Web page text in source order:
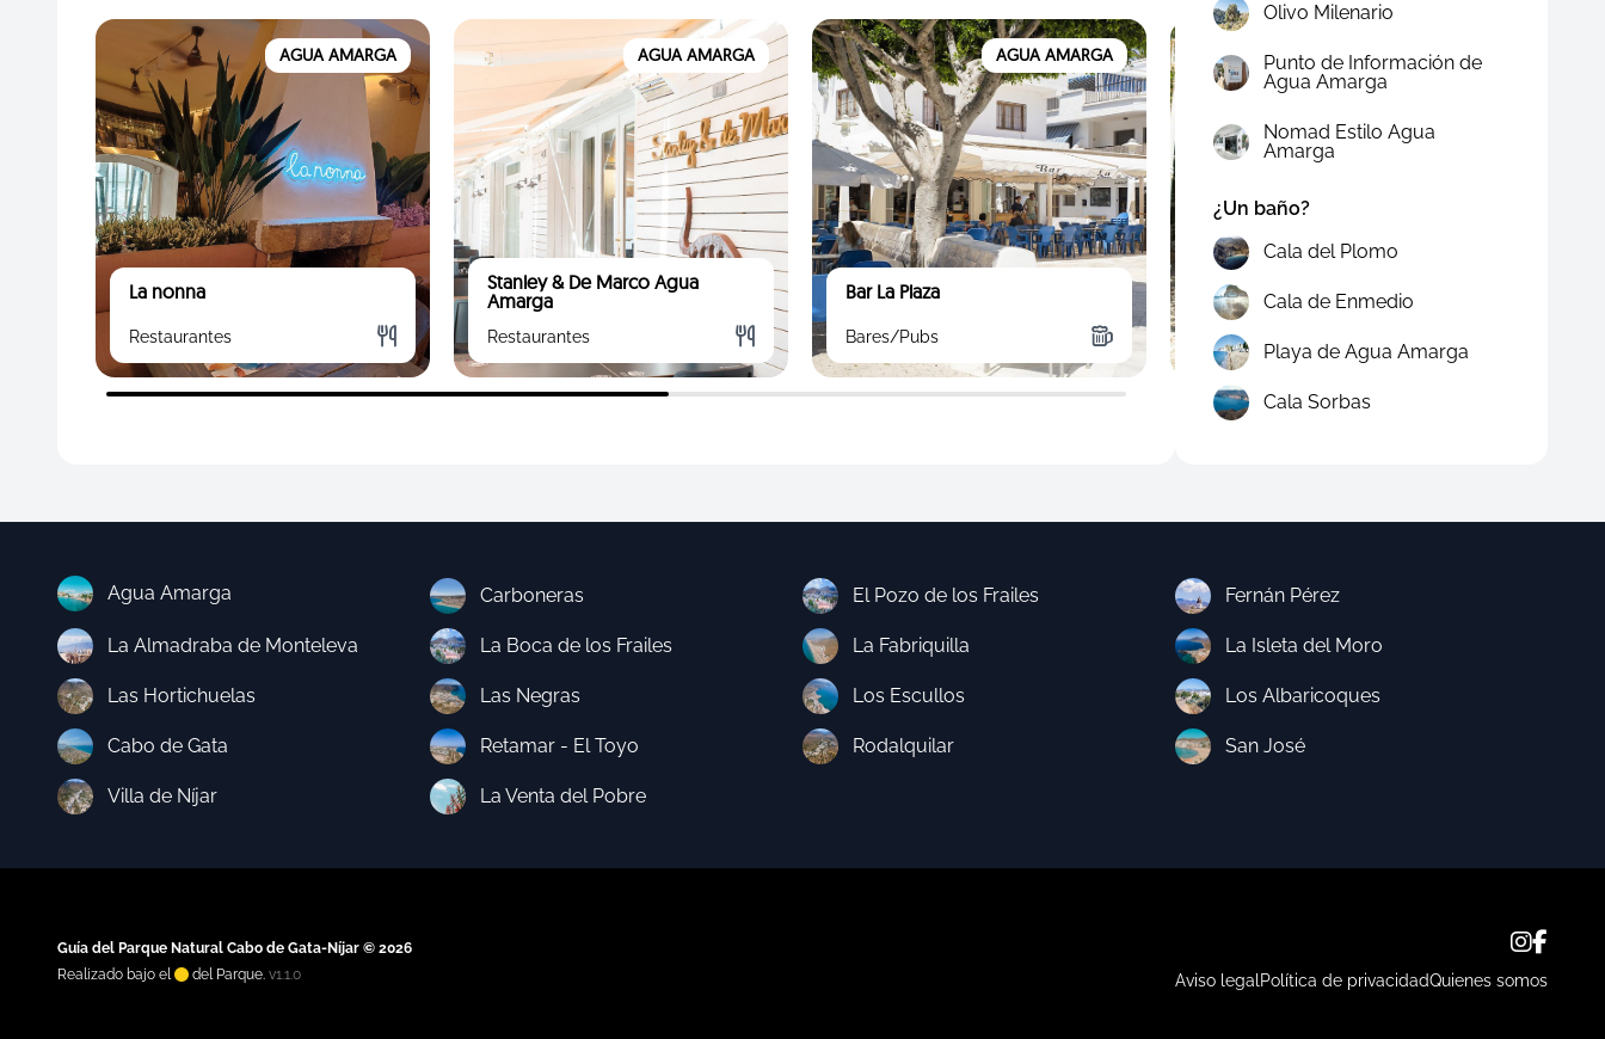
AGUA AMARGA
La nonna
Restaurantes
AGUA AMARGA
Stanley & De Marco Agua
Amarga
Restaurantes
AGUA AMARGA
Bar La Plaza
Bares/Pubs
AGUA AMARGA
Asador La Chumbera
Restaurantes
Olivo Milenario
Punto de Información de
Agua Amarga
Nomad Estilo Agua
Amarga
¿Un baño?
Cala del Plomo
Cala de Enmedio
Playa de Agua Amarga
Cala Sorbas
Agua Amarga Carboneras El Pozo de los Frailes Fernán Pérez
La Almadraba de Monteleva La Boca de los Frailes La Fabriquilla La Isleta del Moro
Las Hortichuelas Las Negras Los Escullos Los Albaricoques
Cabo de Gata Retamar - El Toyo Rodalquilar San José
Villa de Níjar La Venta del Pobre
Aviso legal Política de privacidadQuienes somos
Guía del Parque Natural Cabo de Gata-Níjar © 2026
Realizado bajo el
del Parque. v1.1.0